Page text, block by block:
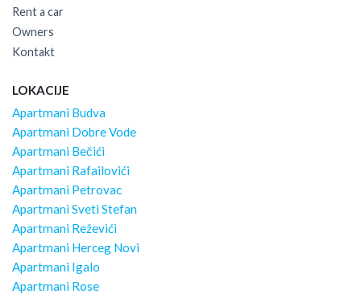
Rent a car
Owners
Kontakt
LOKACIJE
Apartmani Budva
Apartmani Dobre Vode
Apartmani Bečići
Apartmani Rafailovići
Apartmani Petrovac
Apartmani Sveti Stefan
Apartmani Reževići
Apartmani Herceg Novi
Apartmani Igalo
Apartmani Rose